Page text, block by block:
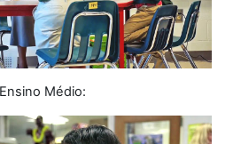
Médio: